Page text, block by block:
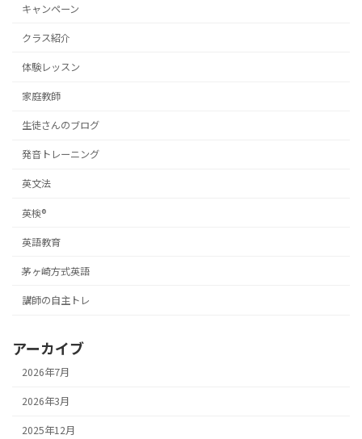
キャンペーン
クラス紹介
体験レッスン
家庭教師
生徒さんのブログ
発音トレーニング
英文法
英検®
英語教育
茅ヶ崎方式英語
講師の自主トレ
アーカイブ
2026年7月
2026年3月
2025年12月